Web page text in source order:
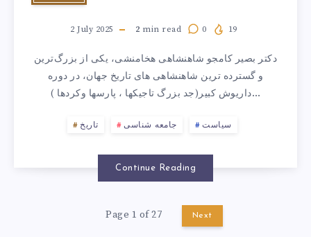
2 July 2025 2 min read 0 19
دکتر بصیر کامجو شاهنشاهی هخامنشی، یکی از بزرگ‌ترین
و گسترده ‌ترین شاهنشاهی های تاریخ جهان، در دوره
داریوش کبیر(جد بزرگ تاجیکها ، پارسها وکردها )…
تاریخ جامعه شناسی سیاست
Continue Reading
Page 1 of 27 Next